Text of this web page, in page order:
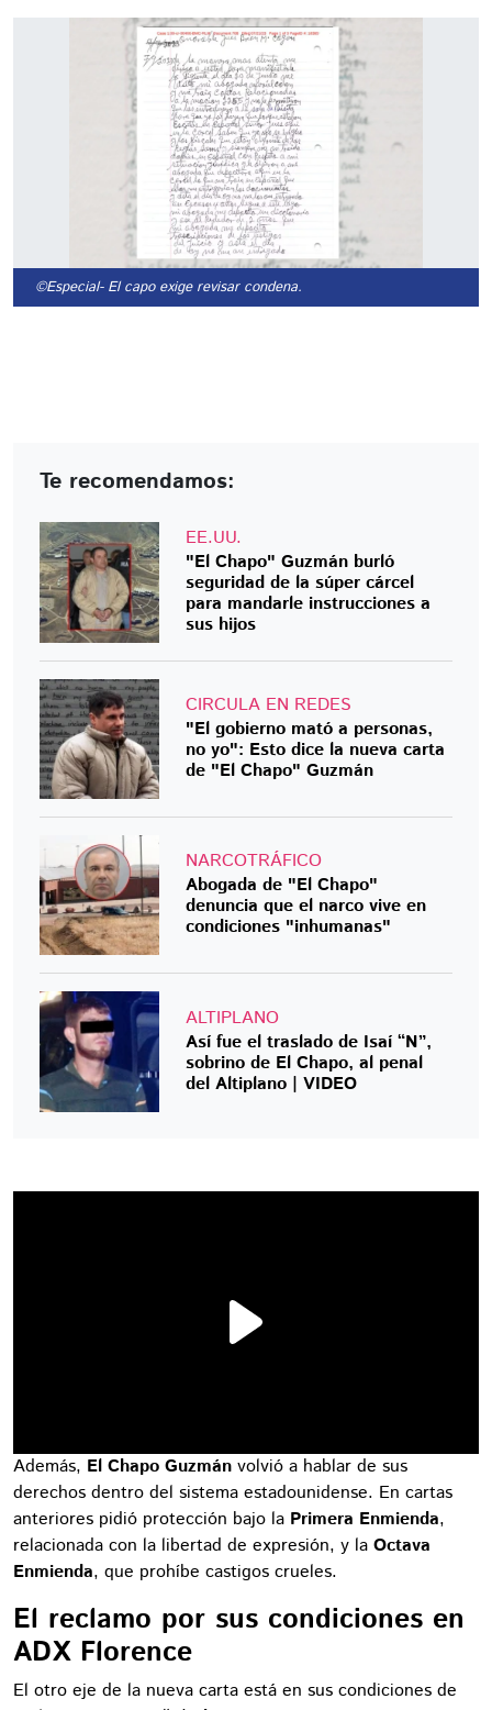
©Especial- El capo exige revisar condena.
Te recomendamos:
EE.UU.
"El Chapo" Guzmán burló
seguridad de la súper cárcel
para mandarle instrucciones a
sus hijos
CIRCULA EN REDES
"El gobierno mató a personas,
no yo": Esto dice la nueva carta
de "El Chapo" Guzmán
NARCOTRÁFICO
Abogada de "El Chapo"
denuncia que el narco vive en
condiciones "inhumanas"
ALTIPLANO
Así fue el traslado de Isaí “N”,
sobrino de El Chapo, al penal
del Altiplano | VIDEO
Además, El Chapo Guzmán volvió a hablar de sus
derechos dentro del sistema estadounidense. En cartas
anteriores pidió protección bajo la Primera Enmienda,
relacionada con la libertad de expresión, y la Octava
Enmienda, que prohíbe castigos crueles.
El reclamo por sus condiciones en
ADX Florence
El otro eje de la nueva carta está en sus condiciones de